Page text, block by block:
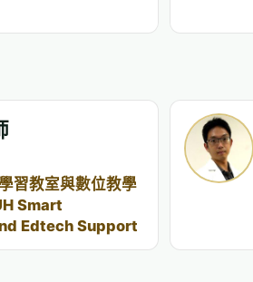
習教室與數位教學
Smart
Edtech Support